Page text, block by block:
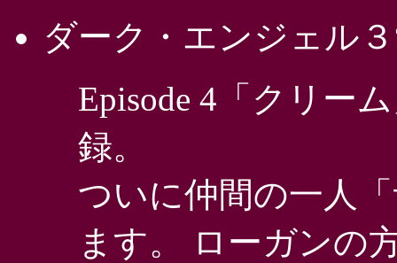
ダーク・エンジェル
Episode 4「クリー
録。
ついに仲間の一人
ます。 ローガンの